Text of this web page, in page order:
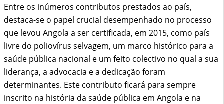
Entre os inúmeros contributos prestados ao país,
destaca-se o papel crucial desempenhado no processo
que levou Angola a ser certificada, em 2015, como país
livre do poliovírus selvagem, um marco histórico para a
saúde pública nacional e um feito colectivo no qual a sua
liderança, a advocacia e a dedicação foram
determinantes. Este contributo ficará para sempre
inscrito na história da saúde pública em Angola e na